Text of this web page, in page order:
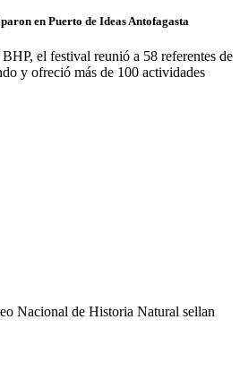
en Puerto de Ideas Antofagasta
el festival reunió a 58 referentes de
y ofreció más de 100 actividades